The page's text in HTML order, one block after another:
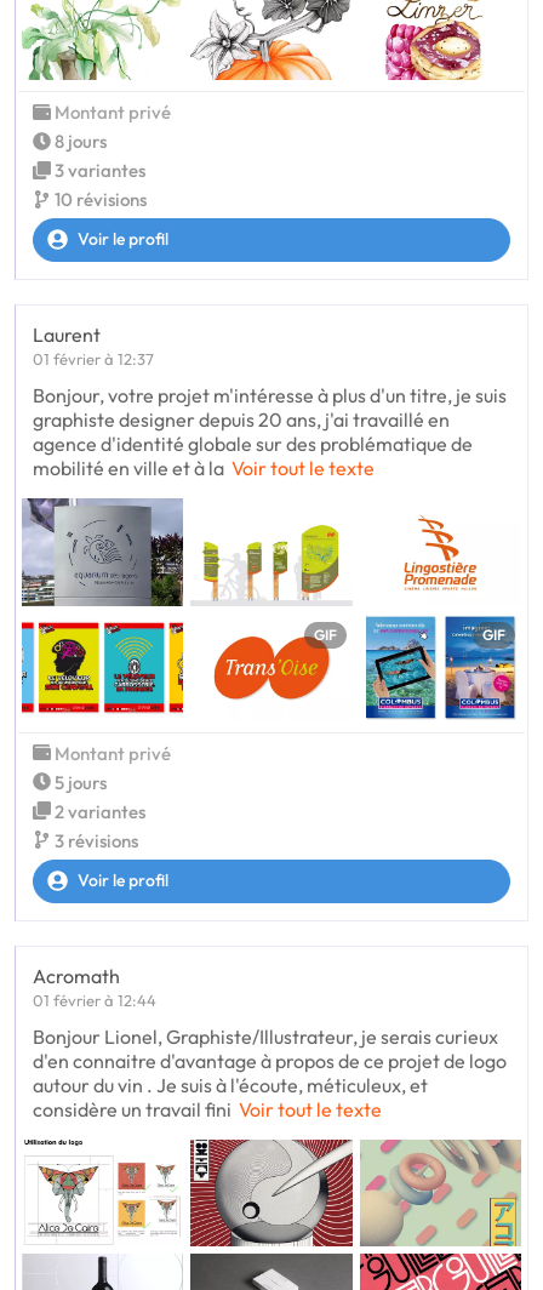
Montant privé
8 jours
3 variantes
10 révisions
Voir le profil
Laurent
01 février à 12:37
Bonjour, votre projet m'intéresse à plus d'un titre, je suis
graphiste designer depuis 20 ans, j'ai travaillé en
agence d'identité globale sur des problématique de
mobilité en ville et à la Voir tout le texte
GIF GIF
Montant privé
5 jours
2 variantes
3 révisions
Voir le profil
Acromath
01 février à 12:44
Bonjour Lionel, Graphiste/Illustrateur, je serais curieux
d'en connaitre d'avantage à propos de ce projet de logo
autour du vin . Je suis à l'écoute, méticuleux, et
considère un travail fini Voir tout le texte